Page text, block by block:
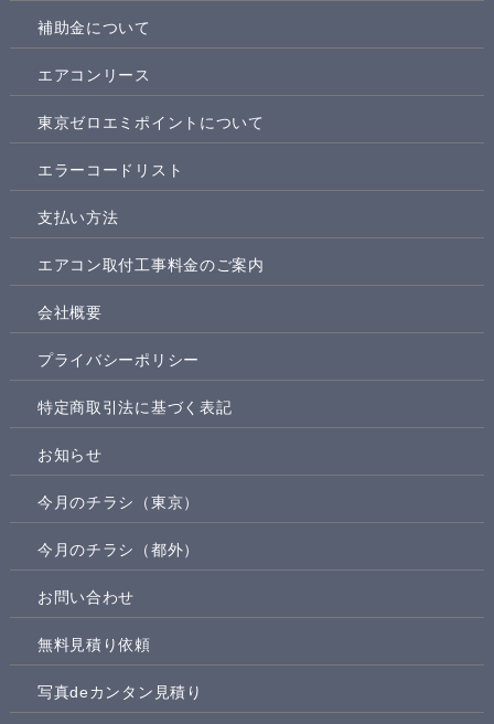
補助金について
エアコンリース
東京ゼロエミポイントについて
エラーコードリスト
支払い方法
エアコン取付工事料金のご案内
会社概要
プライバシーポリシー
特定商取引法に基づく表記
お知らせ
今月のチラシ（東京）
今月のチラシ（都外）
お問い合わせ
無料見積り依頼
写真deカンタン見積り